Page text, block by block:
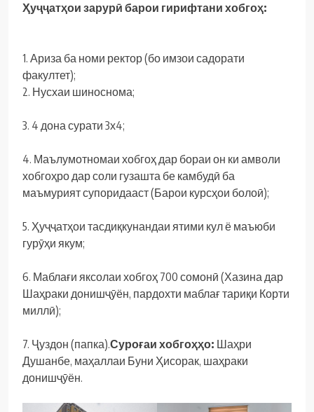
Ҳуҷҷатҳои зарурӣ барои гирифтани хобгоҳ:
1. Ариза ба номи ректор (бо имзои садорати
факултет);
2. Нусхаи шиноснома;
3. 4 дона сурати 3х4;
4. Маълумотномаи хобгоҳ дар бораи он ки амволи
хобгоҳро дар соли гузашта бе камбудӣ ба
маъмурият супоридааст (Барои курсҳои болоӣ);
5. Ҳуҷҷатҳои тасдиқкунандаи ятими кул ё маъюби
гурӯҳи якум;
6. Маблағи яксолаи хобгоҳ 700 сомонӣ (Хазина дар
Шаҳраки донишҷӯён, пардохти маблағ тариқи Корти
миллӣ);
7. Ҷуздон (папка).Суроғаи хобгоҳҳо: Шаҳри
Душанбе, маҳаллаи Буни Ҳисорак, шаҳраки
донишҷӯён.